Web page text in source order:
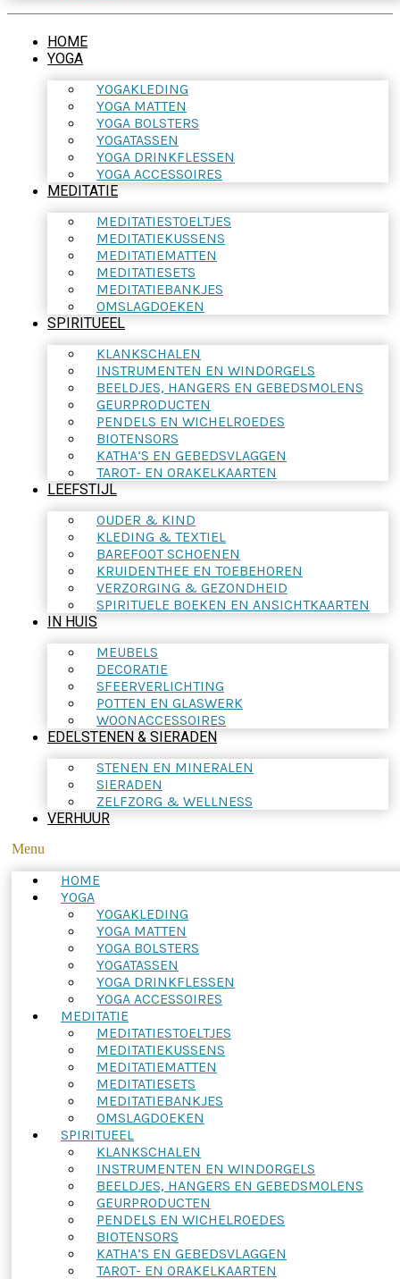
HOME
YOGA
YOGAKLEDING
YOGA MATTEN
YOGA BOLSTERS
YOGATASSEN
YOGA DRINKFLESSEN
YOGA ACCESSOIRES
MEDITATIE
MEDITATIESTOELTJES
MEDITATIEKUSSENS
MEDITATIEMATTEN
MEDITATIESETS
MEDITATIEBANKJES
OMSLAGDOEKEN
SPIRITUEEL
KLANKSCHALEN
INSTRUMENTEN EN WINDORGELS
BEELDJES, HANGERS EN GEBEDSMOLENS
GEURPRODUCTEN
PENDELS EN WICHELROEDES
BIOTENSORS
KATHA’S EN GEBEDSVLAGGEN
TAROT- EN ORAKELKAARTEN
LEEFSTIJL
OUDER & KIND
KLEDING & TEXTIEL
BAREFOOT SCHOENEN
KRUIDENTHEE EN TOEBEHOREN
VERZORGING & GEZONDHEID
SPIRITUELE BOEKEN EN ANSICHTKAARTEN
IN HUIS
MEUBELS
DECORATIE
SFEERVERLICHTING
POTTEN EN GLASWERK
WOONACCESSOIRES
EDELSTENEN & SIERADEN
STENEN EN MINERALEN
SIERADEN
ZELFZORG & WELLNESS
VERHUUR
Menu
HOME
YOGA
YOGAKLEDING
YOGA MATTEN
YOGA BOLSTERS
YOGATASSEN
YOGA DRINKFLESSEN
YOGA ACCESSOIRES
MEDITATIE
MEDITATIESTOELTJES
MEDITATIEKUSSENS
MEDITATIEMATTEN
MEDITATIESETS
MEDITATIEBANKJES
OMSLAGDOEKEN
SPIRITUEEL
KLANKSCHALEN
INSTRUMENTEN EN WINDORGELS
BEELDJES, HANGERS EN GEBEDSMOLENS
GEURPRODUCTEN
PENDELS EN WICHELROEDES
BIOTENSORS
KATHA’S EN GEBEDSVLAGGEN
TAROT- EN ORAKELKAARTEN